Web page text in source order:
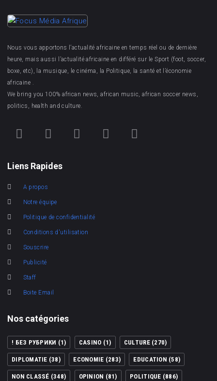
Nous vous apportons l’actualité africaine en temps réel ou de dernière
heure, mais aussi l’actualité africaine en différé sur le Sport (foot, soccer,
boxe, etc), la musique, le cinéma, la Politique, la santé et l’économie
africaine .
We bring you 100% african news, african music, african soccer news,
politics, health and culture.
Liens Rapides
A propos
Notre équipe
Politique de confidentialité
Conditions d'utilisation
Souscrire
Publicité
Staff
Boite Email
Nos catégories
! БЕЗ РУБРИКИ (1) CASINO (1) CULTURE(270)
DIPLOMATIE (38) ECONOMIE (283) EDUCATION (58)
NON CLASSÉ (348) OPINION (81) POLITIQUE (886)